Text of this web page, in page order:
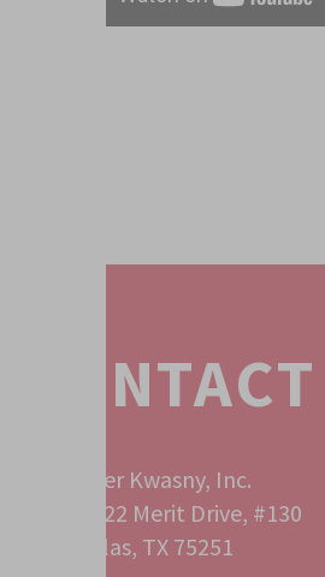
CONTACT
Peter Kwasny, Inc.
12222 Merit Drive, #130
Dallas, TX 75251